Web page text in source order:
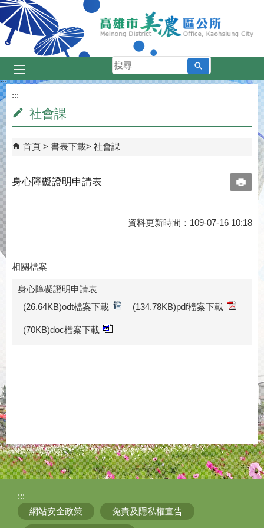
跳到主要內容區塊
搜
尋
:::
:::
社會課
首頁 書表下載 社會課
身心障礙證明申請表
資料更新時間：109-07-16 10:18
相關檔案
身心障礙證明申請表
(26.64KB)odt檔案下載
(134.78KB)pdf檔案下載
(70KB)doc檔案下載
:::
網站安全政策
免責及隱私權宣告